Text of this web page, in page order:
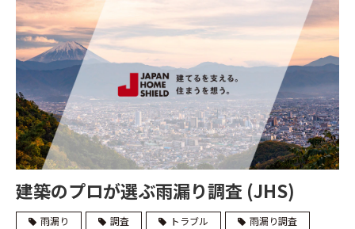
建築のプロが選ぶ雨漏り調査 (JHS)
雨漏り 調査 トラブル
雨漏り調査